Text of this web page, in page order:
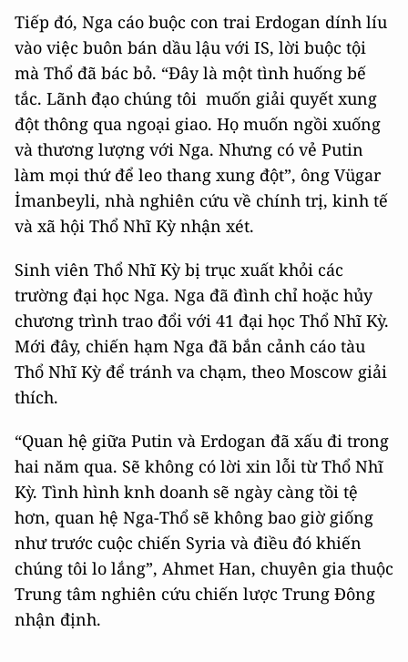
Tiếp đó, Nga cáo buộc con trai Erdogan dính líu
vào việc buôn bán dầu lậu với IS, lời buộc tội
mà Thổ đã bác bỏ. “Đây là một tình huống bế
tắc. Lãnh đạo chúng tôi muốn giải quyết xung
đột thông qua ngoại giao. Họ muốn ngồi xuống
và thương lượng với Nga. Nhưng có vẻ Putin
làm mọi thứ để leo thang xung đột”, ông Vügar
İmanbeyli, nhà nghiên cứu về chính trị, kinh tế
và xã hội Thổ Nhĩ Kỳ nhận xét.
Sinh viên Thổ Nhĩ Kỳ bị trục xuất khỏi các
trường đại học Nga. Nga đã đình chỉ hoặc hủy
chương trình trao đổi với 41 đại học Thổ Nhĩ Kỳ.
Mới đây, chiến hạm Nga đã bắn cảnh cáo tàu
Thổ Nhĩ Kỳ để tránh va chạm, theo Moscow giải
thích.
“Quan hệ giữa Putin và Erdogan đã xấu đi trong
hai năm qua. Sẽ không có lời xin lỗi từ Thổ Nhĩ
Kỳ. Tình hình knh doanh sẽ ngày càng tồi tệ
hơn, quan hệ Nga-Thổ sẽ không bao giờ giống
như trước cuộc chiến Syria và điều đó khiến
chúng tôi lo lắng”, Ahmet Han, chuyên gia thuộc
Trung tâm nghiên cứu chiến lược Trung Đông
nhận định.